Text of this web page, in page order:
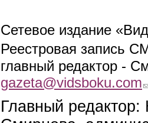
Сетевое издание
Реестровая запись
главный редактор -
gazeta@vidsboku.com
Главный